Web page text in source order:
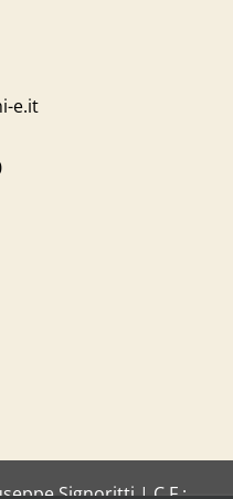
e.it
Signoritti | C.F.: